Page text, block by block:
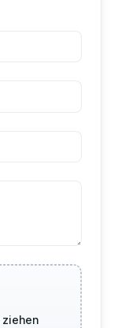
ziehen